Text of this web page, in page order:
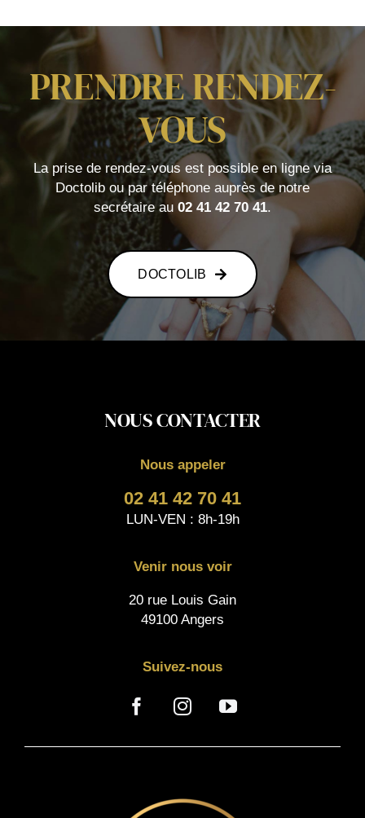
PRENDRE RENDEZ-
VOUS
La prise de rendez-vous est possible en ligne via
Doctolib ou par téléphone auprès de notre
secrétaire au 02 41 42 70 41.
DOCTOLIB
NOUS CONTACTER
Nous appeler
02 41 42 70 41
LUN-VEN : 8h-19h
Venir nous voir
20 rue Louis Gain
49100 Angers
Suivez-nous